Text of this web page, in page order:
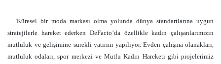
"Küresel bir moda markası olma yolunda dünya standartlarına uygun
stratejilerle hareket ederken DeFacto’da özellikle kadın çalışanlarımızın
mutluluk ve gelişimine sürekli yatırım yapılıyor. Evden çalışma olanakları,
mutluluk odaları, spor merkezi ve Mutlu Kadın Hareketi gibi projelerimiz